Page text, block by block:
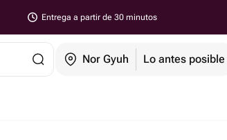
Entrega a partir de 30 minutos
Nor Gyuh Lo antes posible